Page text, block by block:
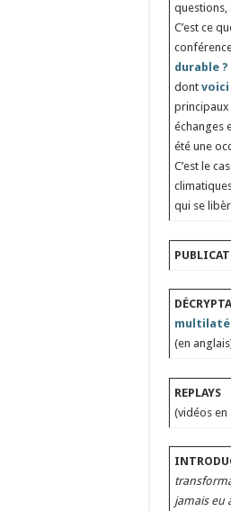
questions,
C’est ce
durable
dontvoici
principaux
échanges
été une
C’est le
qui se
(en
REPLAYS
(vidéos en
jamais eu